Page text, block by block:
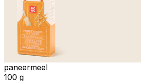
paneermeel
100 g